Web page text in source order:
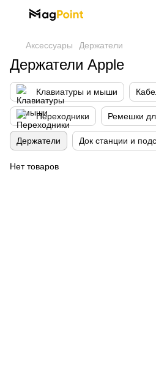
Аксессуары Держатели
Держатели Apple
Клавиатуры и мыши
Переходники Ремешки
Держатели Док станции и
Нет товаров